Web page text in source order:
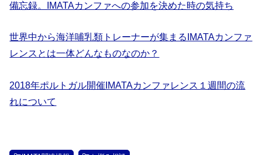
備忘録。IMATAカンファへの参加を決めた時の気持ち
世界中から海洋哺乳類トレーナーが集まるIMATAカンファ
レンスとは一体どんなものなのか？
2018年ポルトガル開催IMATAカンファレンス１週間の流
れについて